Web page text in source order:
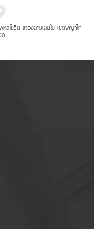
ลโยธิน แขวงสามเสนใน เขตพญาไท